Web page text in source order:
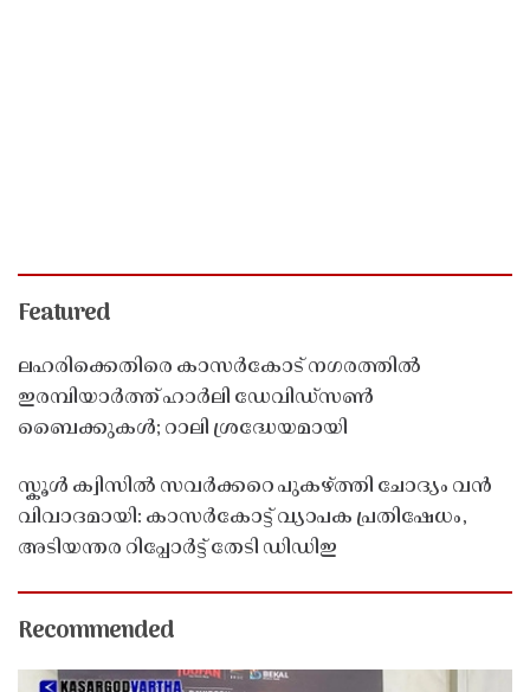
Featured
ലഹരിക്കെതിരെ കാസർകോട് നഗരത്തിൽ
ഇരമ്പിയാർത്ത് ഹാർലി ഡേവിഡ്‌സൺ
ബൈക്കുകൾ; റാലി ശ്രദ്ധേയമായി
സ്കൂൾ ക്വിസിൽ സവർക്കറെ പുകഴ്ത്തി ചോദ്യം വൻ
വിവാദമായി: കാസർകോട്ട് വ്യാപക പ്രതിഷേധം,
അടിയന്തര റിപ്പോർട്ട് തേടി ഡിഡിഇ
Recommended